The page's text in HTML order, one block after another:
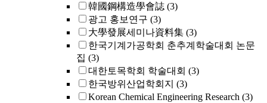
韓國鋼構造學會誌 (3)
광고 홍보연구 (3)
大學發展세미나資料集 (3)
한국기계가공학회 춘추계학술대회 논문
집 (3)
대한토목학회 학술대회 (3)
한국방위산업학회지 (3)
Korean Chemical Engineering Research (3)